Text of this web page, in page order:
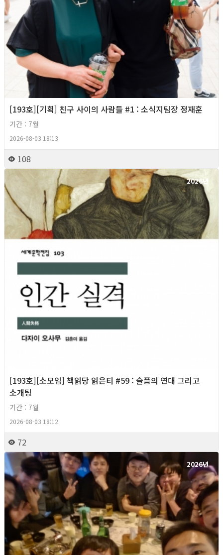
[193호][기획] 친구 사이의 사람들 #1 : 소식지팀장 정재훈
기간 : 7월
2026-08-03 18:13
108
2026년
[193호][소모임] 책읽당 읽은티 #59 : 슬픔의 연대 그리고
소개팅
기간 : 7월
2026-08-03 18:12
72
2026년